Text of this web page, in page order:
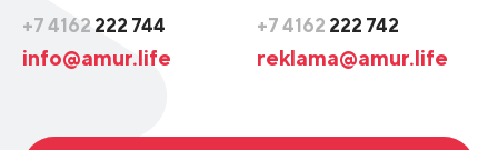
+7 4162 222 744
info@amur.life
+7 4162 222 742
reklama@amur.life